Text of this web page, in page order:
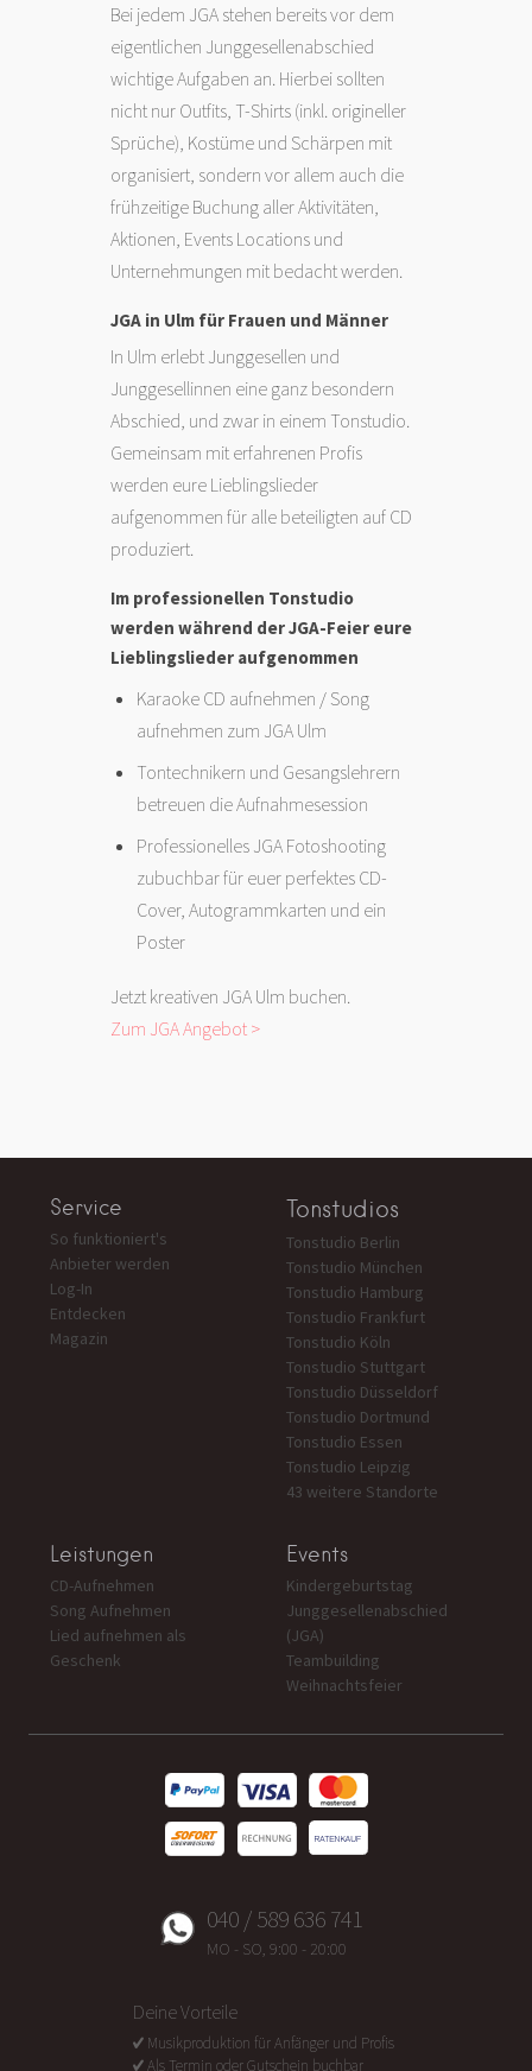
Bei jedem JGA stehen bereits vor dem
eigentlichen Junggesellenabschied
wichtige Aufgaben an. Hierbei sollten
nicht nur Outfits, T-Shirts (inkl. origineller
Sprüche), Kostüme und Schärpen mit
organisiert, sondern vor allem auch die
frühzeitige Buchung aller Aktivitäten,
Aktionen, Events Locations und
Unternehmungen mit bedacht werden.
JGA in Ulm für Frauen und Männer
In Ulm erlebt Junggesellen und
Junggesellinnen eine ganz besondern
Abschied, und zwar in einem Tonstudio.
Gemeinsam mit erfahrenen Profis
werden eure Lieblingslieder
aufgenommen für alle beteiligten auf CD
produziert.
Im professionellen Tonstudio
werden während der JGA-Feier eure
Lieblingslieder aufgenommen
Karaoke CD aufnehmen / Song
aufnehmen zum JGA Ulm
Tontechnikern und Gesangslehrern
betreuen die Aufnahmesession
Professionelles JGA Fotoshooting
zubuchbar für euer perfektes CD-
Cover, Autogrammkarten und ein
Poster
Jetzt kreativen JGA Ulm buchen.
Zum JGA Angebot >
Service
So funktioniert's
Anbieter werden
Log-In
Entdecken
Magazin
Tonstudios
Tonstudio Berlin
Tonstudio München
Tonstudio Hamburg
Tonstudio Frankfurt
Tonstudio Köln
Tonstudio Stuttgart
Tonstudio Düsseldorf
Tonstudio Dortmund
Tonstudio Essen
Tonstudio Leipzig
43 weitere Standorte
Leistungen
CD-Aufnehmen
Song Aufnehmen
Lied aufnehmen als
Geschenk
Events
Kindergeburtstag
Junggesellenabschied
(JGA)
Teambuilding
Weihnachtsfeier
040 / 589 636 741
MO - SO, 9:00 - 20:00
Deine Vorteile
Musikproduktion für Anfänger und Profis
Als Termin oder Gutschein buchbar